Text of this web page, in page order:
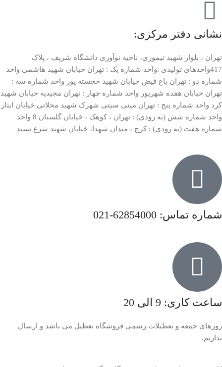
نشانی دفتر مرکزی:
تهران ، بلوار شهید تیموری، ناحیه نوآوری دانشگاه شریف ، پلاک
417واحدهای تولیدی :واحد شماره یک : تهران خیابان شهید هاشمی واحد
شماره دو : تهران باغ فیض خیابان شهید خجسته پور واحد شماره سه :
تهران خیابان هفده شهریور واحد شماره چهار : تهران مجیدیه خیابان شهید
کرد واحد شماره پنج : تهران مینی سیتی شهرک شهید محلاتی خیابان ایثار
واحد شماره شش (به زودی) : تهران ، کوهک ، خیابان گلستان 8 واحد
شماره هفت (به زودی) : کرج ، میدان شهدا، خیابان شهید شرع پسند
شماره تماس: 62854000-021
ساعت کاری: 9 الی 20
روزهای جمعه و تعطیلات رسمی فروشگاه تعطیل می باشد و ارسال
نداریم.